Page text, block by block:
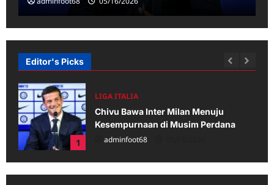
Editor's Picks
1
LIGA ITALIA
Chivu Bawa Inter Milan Menuju
Kesempurnaan di Musim Perdana
adminfoot68